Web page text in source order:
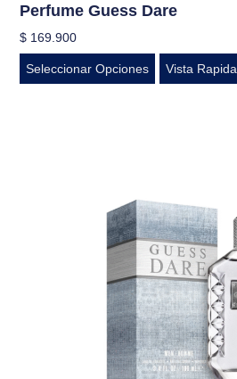
Perfume Guess Dare
$ 169.900
Seleccionar Opciones Vista Rapida